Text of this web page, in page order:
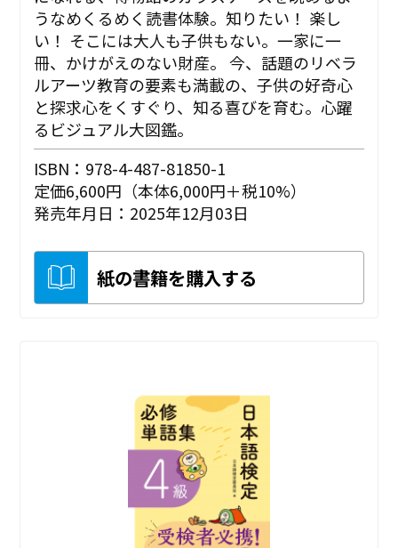
うなめくるめく読書体験。知りたい！ 楽し
い！ そこには大人も子供もない。一家に一
冊、かけがえのない財産。 今、話題のリベラ
ルアーツ教育の要素も満載の、子供の好奇心
と探求心をくすぐり、知る喜びを育む。心躍
るビジュアル大図鑑。
ISBN：978-4-487-81850-1
定価6,600円（本体6,000円＋税10%）
発売年月日：2025年12月03日
紙の書籍を購入する